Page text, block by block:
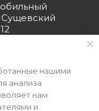
Сущевский
нашими
анализа
нам
и